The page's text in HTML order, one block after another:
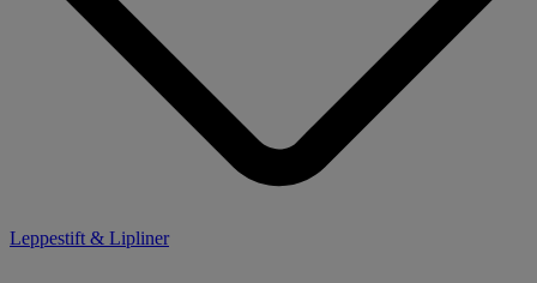
Leppestift & Lipliner